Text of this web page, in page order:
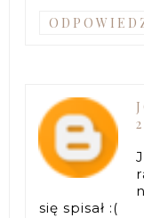
się spisał :(